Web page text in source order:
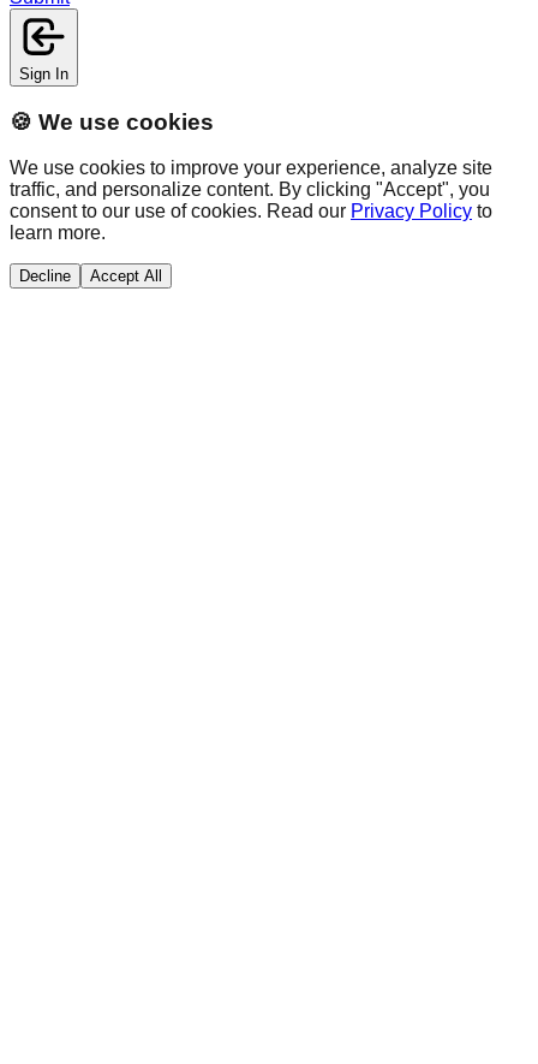
Sign In
🍪 We use cookies
We use cookies to improve your experience, analyze site
traffic, and personalize content. By clicking "Accept", you
consent to our use of cookies. Read our Privacy Policy to
learn more.
Decline Accept All